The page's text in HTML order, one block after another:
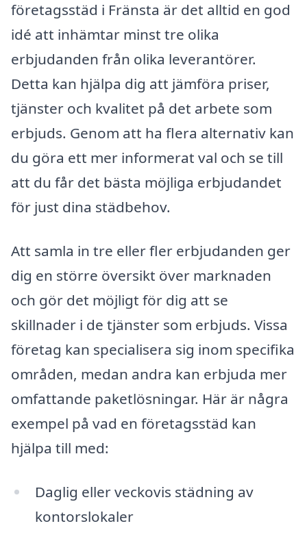
företagsstäd i Fränsta är det alltid en god
idé att inhämtar minst tre olika
erbjudanden från olika leverantörer.
Detta kan hjälpa dig att jämföra priser,
tjänster och kvalitet på det arbete som
erbjuds. Genom att ha flera alternativ kan
du göra ett mer informerat val och se till
att du får det bästa möjliga erbjudandet
för just dina städbehov.
Att samla in tre eller fler erbjudanden ger
dig en större översikt över marknaden
och gör det möjligt för dig att se
skillnader i de tjänster som erbjuds. Vissa
företag kan specialisera sig inom specifika
områden, medan andra kan erbjuda mer
omfattande paketlösningar. Här är några
exempel på vad en företagsstäd kan
hjälpa till med:
Daglig eller veckovis städning av
kontorslokaler